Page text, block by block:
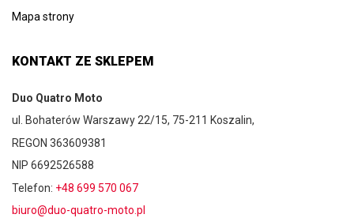
Mapa strony
KONTAKT ZE SKLEPEM
Duo Quatro Moto
ul. Bohaterów Warszawy 22/15, 75-211 Koszalin,
REGON 363609381
NIP 6692526588
Telefon: +48 699 570 067
biuro@duo-quatro-moto.pl